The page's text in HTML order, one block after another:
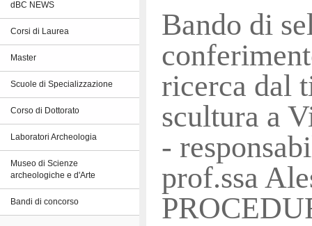
dBC NEWS
Corsi di Laurea
Master
Scuole di Specializzazione
Corso di Dottorato
Laboratori Archeologia
Museo di Scienze
archeologiche e d'Arte
Bandi di concorso
Bando di
ricerca dal
scultura a
-
prof.ssa